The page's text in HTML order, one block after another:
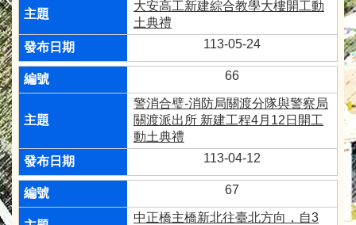
大安高工新建綜合教學大樓開工動
土典禮
113-05-24
66
警消合璧-消防局關渡分隊與警察局
關渡派出所 新建工程4月12日開工
動土典禮
113-04-12
67
中正橋主橋新北往臺北方向，自3